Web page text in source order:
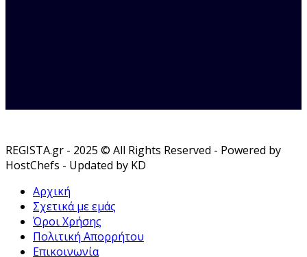
REGISTA.gr - 2025 © All Rights Reserved - Powered by
HostChefs - Updated by KD
Αρχική
Σχετικά με εμάς
Όροι Χρήσης
Πολιτική Απορρήτου
Επικοινωνία